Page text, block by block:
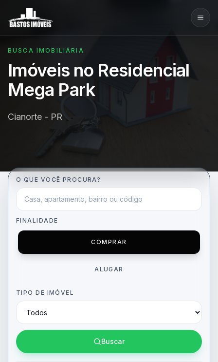
BUSCA IMOBILIÁRIA
Imóveis no Residencial
Mega Park
Cianorte - PR
O QUE VOCÊ PROCURA?
FINALIDADE
COMPRAR
ALUGAR
TIPO DE IMÓVEL
Buscar